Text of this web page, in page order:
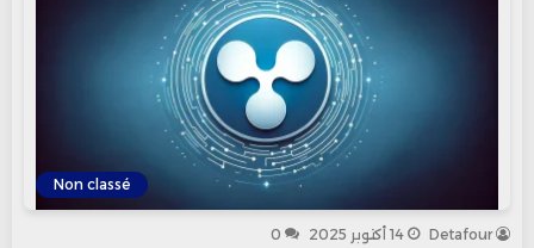
Non classé
Detafour 14 أكتوبر 2025 0